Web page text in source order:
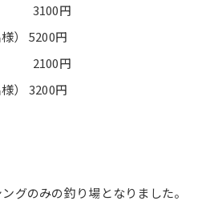
3100円
） 5200円
2100円
） 3200円
グのみの釣り場となりました。